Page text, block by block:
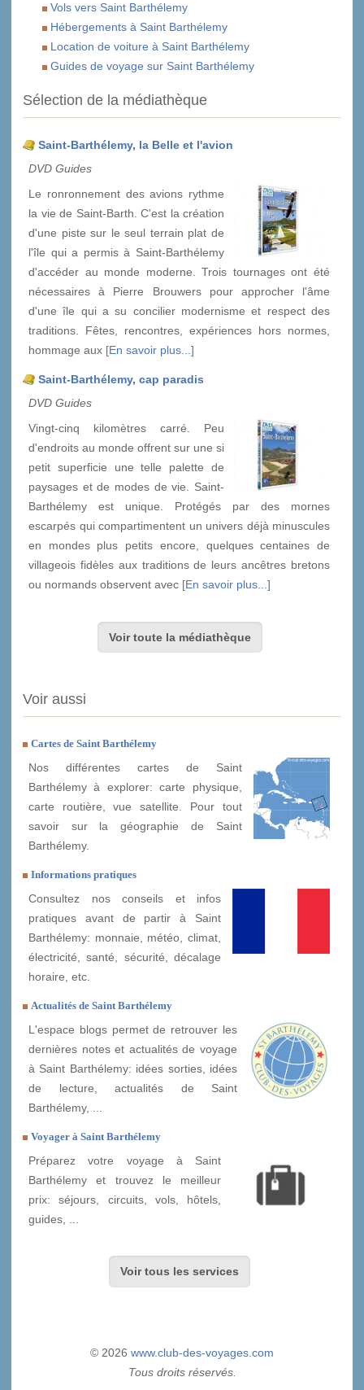
Vols vers Saint Barthélemy
Hébergements à Saint Barthélemy
Location de voiture à Saint Barthélemy
Guides de voyage sur Saint Barthélemy
Sélection de la médiathèque
Saint-Barthélemy, la Belle et l'avion
DVD Guides
Le ronronnement des avions rythme
la vie de Saint-Barth. C'est la création
d'une piste sur le seul terrain plat de
l'île qui a permis à Saint-Barthélemy
d'accéder au monde moderne. Trois tournages ont été
nécessaires à Pierre Brouwers pour approcher l'âme
d'une île qui a su concilier modernisme et respect des
traditions. Fêtes, rencontres, expériences hors normes,
hommage aux [En savoir plus...]
Saint-Barthélemy, cap paradis
DVD Guides
Vingt-cinq kilomètres carré. Peu
d'endroits au monde offrent sur une si
petit superficie une telle palette de
paysages et de modes de vie. Saint-
Barthélemy est unique. Protégés par des mornes
escarpés qui compartimentent un univers déjà minuscules
en mondes plus petits encore, quelques centaines de
villageois fidèles aux traditions de leurs ancêtres bretons
ou normands observent avec [En savoir plus...]
Voir toute la médiathèque
Voir aussi
Cartes de Saint Barthélemy
Nos différentes cartes de Saint
Barthélemy à explorer: carte physique,
carte routière, vue satellite. Pour tout
savoir sur la géographie de Saint
Barthélemy.
Informations pratiques
Consultez nos conseils et infos
pratiques avant de partir à Saint
Barthélemy: monnaie, météo, climat,
électricité, santé, sécurité, décalage
horaire, etc.
Actualités de Saint Barthélemy
L'espace blogs permet de retrouver les
dernières notes et actualités de voyage
à Saint Barthélemy: idées sorties, idées
de lecture, actualités de Saint
Barthélemy, ...
Voyager à Saint Barthélemy
Préparez votre voyage à Saint
Barthélemy et trouvez le meilleur
prix: séjours, circuits, vols, hôtels,
guides, ...
Voir tous les services
© 2026 www.club-des-voyages.com
Tous droits réservés.